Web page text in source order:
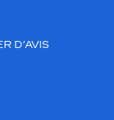
D’AVIS